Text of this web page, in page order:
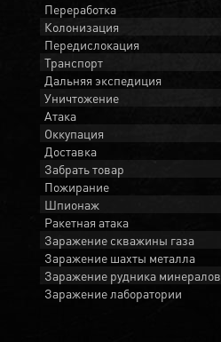
Переработка
Колонизация
Передислокация
Транспорт
Дальняя экспедиция
Уничтожение
Атака
Оккупация
Доставка
Забрать товар
Пожирание
Шпионаж
Ракетная атака
Заражение скважины газа
Заражение шахты металла
Заражение рудника минералов
Заражение лаборатории